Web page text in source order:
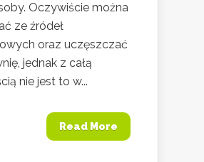
Oczywiście można
ze źródeł
oraz uczęszczać
jednak z całą
nie jest to w...
Read More